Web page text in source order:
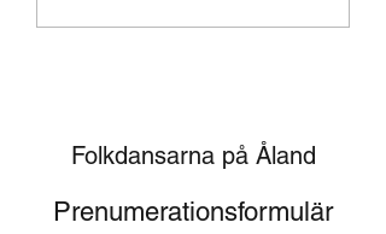
Folkdansarna på Åland
Prenumerationsformulär